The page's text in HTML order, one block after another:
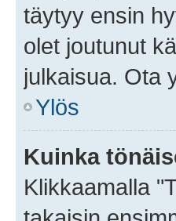
täytyy ensin
olet joutunut
julkaisua. Ota
Ylös
Kuinka
Klikkaamalla